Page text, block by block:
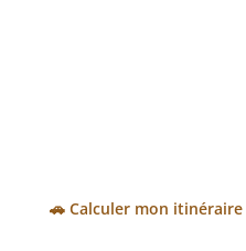
🚗 Calculer mon itinéraire